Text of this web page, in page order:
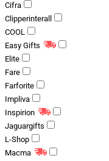
Cifra
Clipperinterall
COOL
Easy Gifts
Elite
Fare
Farforite
Impliva
Inspirion
Jaguargifts
L-Shop
Macma